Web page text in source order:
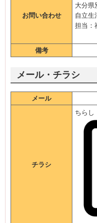
お問い合わせ
大分県
自立生
担当：
備考
メール・チラシ
メール
チラシ
ちらし